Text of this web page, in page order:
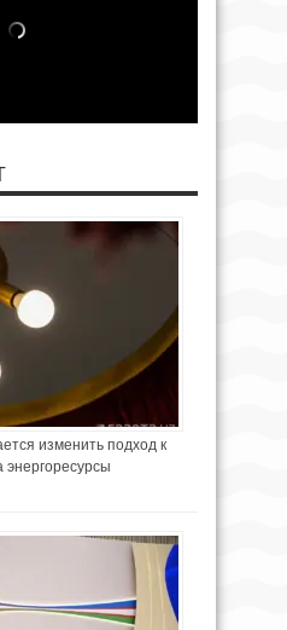
изменить подход к